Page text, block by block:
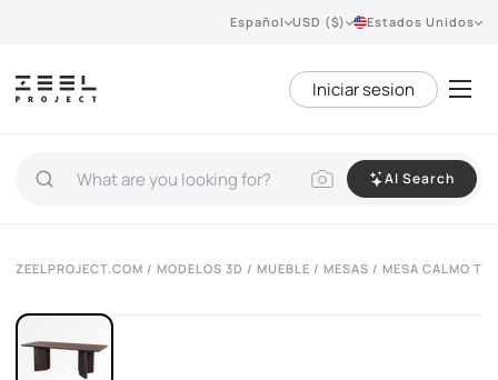
Español USD ($) Estados Unidos
Iniciar sesion
AI Search
ZEELPROJECT.COM / MODELOS 3D / MUEBLE / MESAS / MESA CALMO T6
VIEW 360°